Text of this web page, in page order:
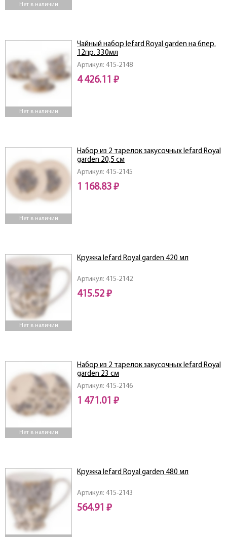
Нет в наличии
Нет в наличии
Артикул: 415-2148
Чайный набор lefard Royal garden на 6пер.
12пр. 330мл
4 426.11 ₽
Нет в наличии
Артикул: 415-2145
Набор из 2 тарелок закусочных lefard Royal
garden 20,5 см
1 168.83 ₽
Нет в наличии
Артикул: 415-2142
Кружка lefard Royal garden 420 мл
415.52 ₽
Нет в наличии
Артикул: 415-2146
Набор из 2 тарелок закусочных lefard Royal
garden 23 см
1 471.01 ₽
Артикул: 415-2143
Кружка lefard Royal garden 480 мл
564.91 ₽